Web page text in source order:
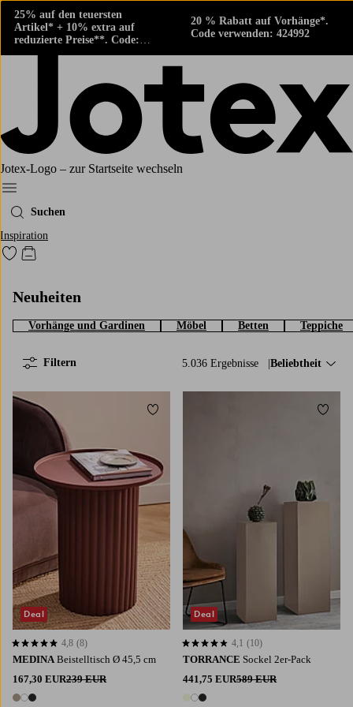
25% auf den teuersten
Artikel* + 10% extra auf
reduzierte Preise**. Code:
424882
20 % Rabatt auf Vorhänge*.
Code verwenden: 424992
Jotex-Logo – zur Startseite wechseln
Ellos‘ Menü
Suchen
Inspiration
Zu den als Favoriten markierten Produkten gehen
Zum Warenkorb
Neuheiten
Vorhänge und Gardinen Möbel Betten Teppiche
5.036 Ergebnisse Sortieren nach:
Beliebtheit
Filtern
MEDINA Beistelltisch Ø 45,5 cm
167,30 EUR239 EUR
3 Farben
4,8 basierend auf 8 Bewertungen
4,8 (8)
Deal
Zu Favoriten hinzufügen
TORRANCE Sockel 2er-Pack
441,75 EUR589 EUR
3 Farben
4,1 basierend auf 10 Bewertungen
4,1 (10)
Deal
Zu